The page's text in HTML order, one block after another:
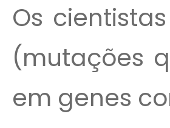
Os
(mutações
em genes